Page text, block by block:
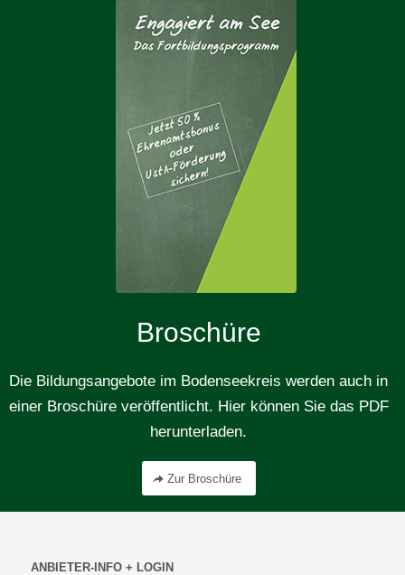
Broschüre
Die Bildungsangebote im Bodenseekreis werden auch in
einer Broschüre veröffentlicht. Hier können Sie das PDF
herunterladen.
Zur Broschüre
ANBIETER-INFO + LOGIN